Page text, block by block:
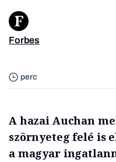
perc
Forbes
A hazai Auchan
szörnyeteg felé is
a magyar